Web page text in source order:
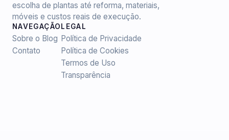
escolha de plantas até reforma, materiais,
móveis e custos reais de execução.
NAVEGAÇÃO
Sobre o Blog
Contato
LEGAL
Política de Privacidade
Política de Cookies
Termos de Uso
Transparência